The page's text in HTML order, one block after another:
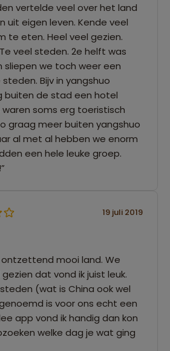
vertelde veel over het land
uit eigen leven. Kende veel
te eten. Heel veel gezien.
veel steden. 2e helft was
sliepen we toch weer een
Bijv in yangshuo
buiten de stad een hotel
graag meer buiten yangshuo
een hele leuke groep.
19 juli 2019
ontzettend mooi land. We
dat vond ik juist leuk.
(wat is China ook wel
is voor ons echt een
app vond ik handig dan kon
welke dag je wat ging